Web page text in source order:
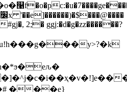
#gj�, 2;� ggj:�d�g�zz������?
���e}